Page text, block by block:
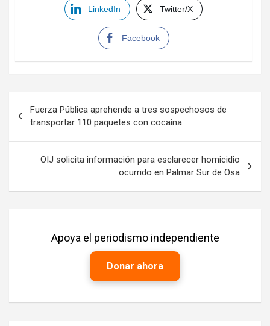
LinkedIn Twitter/X
Facebook
de
entradas
Fuerza Pública aprehende a tres sospechosos de
transportar 110 paquetes con cocaína
OIJ solicita información para esclarecer homicidio
ocurrido en Palmar Sur de Osa
Apoya el periodismo independiente
Donar ahora